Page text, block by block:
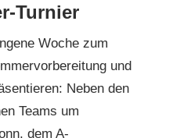
Turnier
Woche zum
und
Neben den
Teams um
dem A-